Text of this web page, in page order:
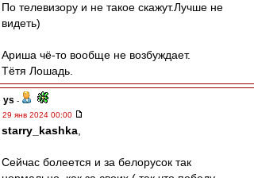
По телевизору и не такое скажут.Лучше не
видеть)
Ариша чё-то вообще не возбуждает.
Тётя Лошадь.
ys -
29 янв 2024 00:00
starry_kashka
Сейчас болеется и за белорусок так